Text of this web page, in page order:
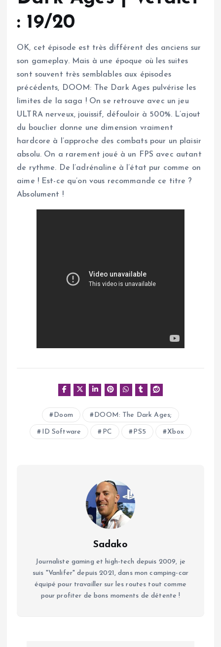
: 19/20
OK, cet épisode est très différent des anciens sur
son gameplay. Mais à une époque où les suites
sont souvent très semblables aux épisodes
précédents, DOOM: The Dark Ages pulvérise les
limites de la saga ! On se retrouve avec un jeu
ULTRA nerveux, jouissif, défouloir à 500%. L’ajout
du bouclier donne une dimension vraiment
hardcore à l’approche des combats pour un plaisir
absolu. On a rarement joué à un FPS avec autant
de rythme. De l’adrénaline à l’état pur comme on
aime ! Est-ce qu’on vous recommande ce titre ?
Absolument !
Doom DOOM: The Dark Ages;
ID Software PC PS5 Xbox
Sadako
Journaliste gaming et high-tech depuis 2009, je
suis "Vanlifer" depuis 2021, dans mon camping-car
équipé pour travailler sur les routes tout comme
pour profiter de bons moments de détente !